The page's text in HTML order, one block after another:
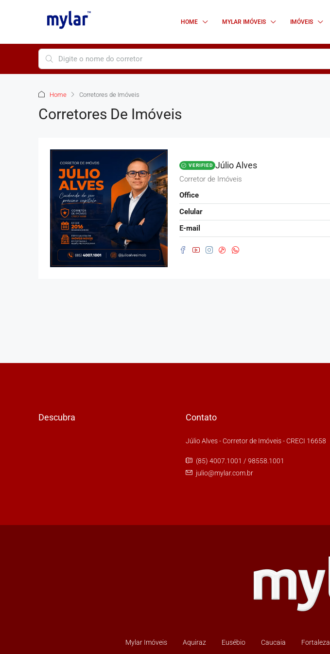
HOME MYLAR IMÓVEIS IMÓVEIS
Home Corretores de Imóveis
Corretores De Imóveis
VERIFIED Júlio Alves
Corretor de Imóveis
Office
Celular
E-mail
Descubra Contato
Júlio Alves - Corretor de Imóveis - CRECI 16658
(85) 4007.1001 / 98558.1001
julio@mylar.com.br
Mylar Imóveis Aquiraz Eusébio Caucaia Fortaleza